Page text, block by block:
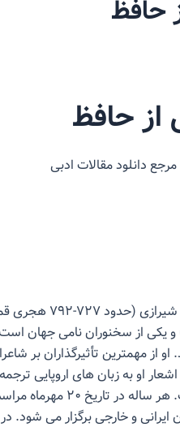
حافظ
از حافظ
دانلود مقالات ادبی
خواجه شمس الدین محمدبن
و یکی از سخنوران نامی جهان
از مهمترین تأثیرگذاران بر
او به زبان های اروپایی
گونه ای به محافل ادبی جهان غرب نیز
و خارجی برگزار می شود. در